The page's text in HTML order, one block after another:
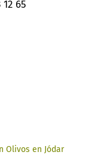
12 65
Olivos en Jódar